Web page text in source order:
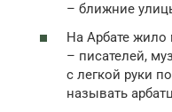
– ближние
На Арбате
– писателей,
с легкой руки
называть